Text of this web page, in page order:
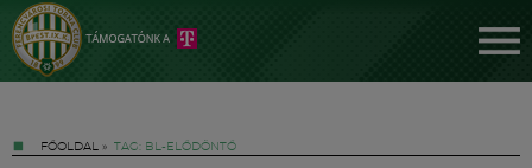
FŐOLDAL » TAG: BL-ELŐDÖNTŐ